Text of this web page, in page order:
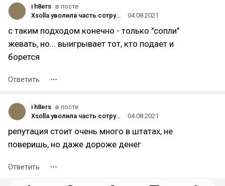
i h8ers в посте
Xsolla уволила часть сотрудников пермского офиса после «анализа их активности» в рабочих чатах
04.08.2021
с таким подходом конечно - только "сопли"
жевать, но... выигрывает тот, кто подает и
борется
Ответить
i h8ers в посте
Xsolla уволила часть сотрудников пермского офиса после «анализа их активности» в рабочих чатах
04.08.2021
репутация стоит очень много в штатах, не
поверишь, но даже дороже денег
Ответить